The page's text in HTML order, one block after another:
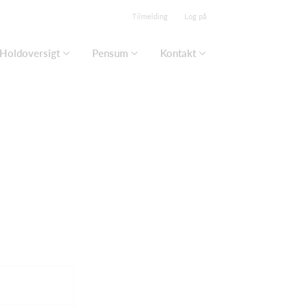
Tilmelding Log på
Holdoversigt Pensum Kontakt